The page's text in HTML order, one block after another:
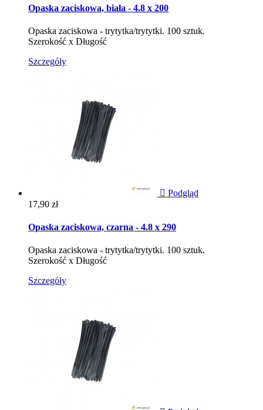
Opaska zaciskowa, biała - 4.8 x 200
Opaska zaciskowa - trytytka/trytytki. 100 sztuk.
Szerokość x Długość
Szczegóły
 Podgląd
Cena
17,90 zł
Opaska zaciskowa, czarna - 4.8 x 290
Opaska zaciskowa - trytytka/trytytki. 100 sztuk.
Szerokość x Długość
Szczegóły